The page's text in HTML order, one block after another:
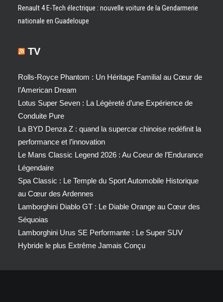
Renault 4 E-Tech électrique : nouvelle voiture de la Gendarmerie
nationale en Guadeloupe
TV
Rolls-Royce Phantom : Un Héritage Familial au Cœur de
l’American Dream
Lotus Super Seven : La Légèreté d’une Expérience de
Conduite Pure
La BYD Denza Z : quand la supercar chinoise redéfinit la
performance et l’innovation
Le Mans Classic Legend 2026 : Au Coeur de l’Endurance
Légendaire
Spa Classic : Le Temple du Sport Automobile Historique
au Cœur des Ardennes
Lamborghini Diablo GT : Le Diable Orange au Cœur des
Séquoias
Lamborghini Urus SE Performante : Le Super SUV
Hybride le plus Extrême Jamais Conçu